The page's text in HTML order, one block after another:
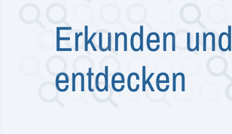
Erkunden und
entdecken